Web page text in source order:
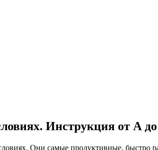
Инструкция от А
Они самые продуктивные, быстро